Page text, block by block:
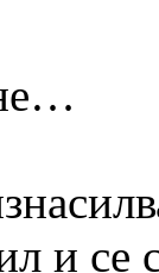
и се